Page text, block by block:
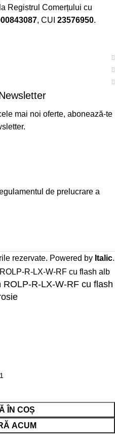
Registrul Comerțului cu
, CUI 23576950.​
mai noi oferte, abonează-te
de prelucrare a
rezervate. Powered by Italic.
R-LX-W-RF cu flash
ÎN COȘ
ACUM